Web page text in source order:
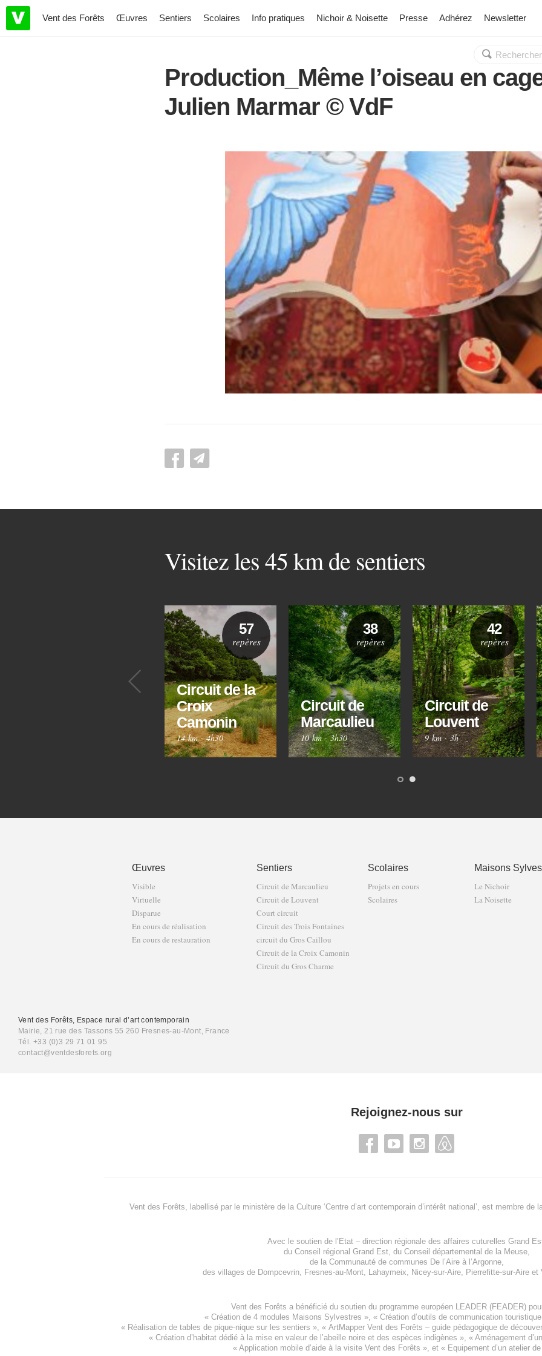
Vent des Forêts Œuvres Sentiers Scolaires Info pratiques Nichoir & Noisette Presse Adhérez Newsletter
Rechercher :
OK
Production_Même l’oiseau en
Julien Marmar © VdF
Visitez les 45 km de sentiers
Précédent
Circuit de la
Croix
Camonin
14 km·4h30
57
repères
Circuit de
Marcaulieu
10 km·3h30
38
repères
Circuit de
Louvent
9 km·3h
42
repères
Œuvres
Visible
Virtuelle
Disparue
En cours de réalisation
En cours de restauration
Sentiers
Circuit de Marcaulieu
Circuit de Louvent
Court circuit
Circuit des Trois Fontaines
circuit du Gros Caillou
Circuit de la Croix Camonin
Circuit du Gros Charme
Scolaires
Projets en cours
Scolaires
Maisons
Le Nichoir
La Noisette
Vent des Forêts, Espace rural d’art contemporain
Mairie, 21 rue des Tassons 55 260 Fresnes-au-Mont, France
Tél. +33 (0)3 29 71 01 95
contact@ventdesforets.org
Rejoignez-nous sur
Vent des Forêts, labellisé par le ministère de la Culture ‘Centre d’art contemporain d’intérêt national’, est membre de
Avec le soutien de l’ Etat – direction régionale des affaires cuturelles Grand
du Conseil régional Grand Est, du Conseil départemental de la Meuse,
de la Communauté de communes De l’Aire à l’Argonne,
des villages de Dompcevrin, Fresnes-au-Mont, Lahaymeix, Nicey-sur-Aire, Pierrefitte-sur-Aireet
Vent des Forêts a bénéficié du soutien du programme européen LEADER (FEADER)
« Création de 4 modules Maisons Sylvestres », « Création d’outils de communication
« Réalisation de tables de pique-nique sur les sentiers », « ArtMapper Vent des Forêts – guide pédagogique de
« Création d’habitat dédié à la mise en valeur de l’abeille noire et des espèces indigènes », « Aménagement
« Application mobile d’aide à la visite Vent des Forêts », et « Equipement d’un atelier